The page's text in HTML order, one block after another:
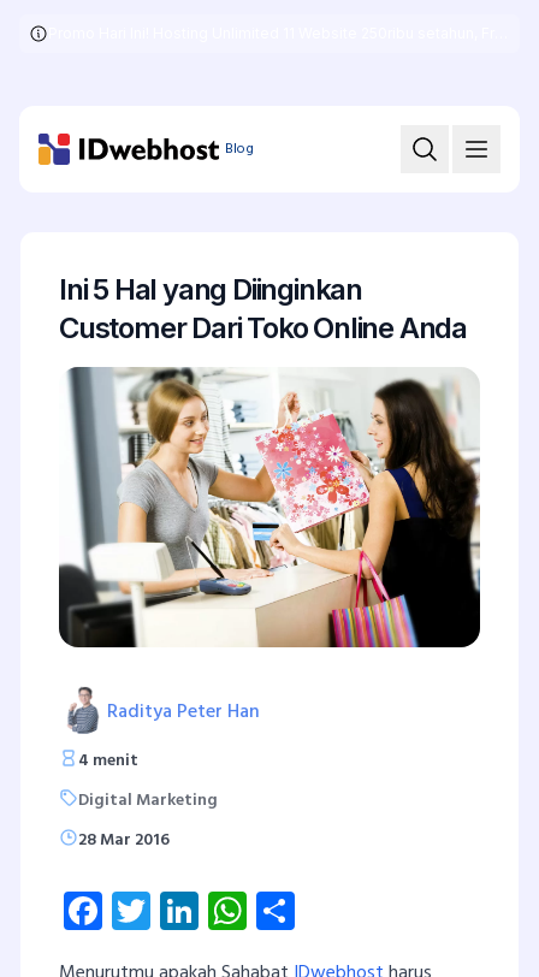
Blog
Ini 5 Hal yang Diinginkan
Customer Dari Toko Online Anda
Raditya Peter Han
4 menit
Digital Marketing
28 Mar 2016
Facebook
Twitter
LinkedInWhatsApp